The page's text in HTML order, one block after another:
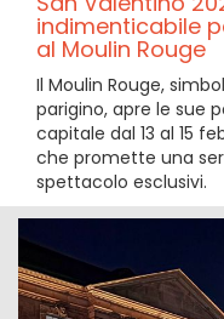
indimenticabile
al Moulin Rouge
Il Moulin Rouge,
parigino, apre le sue
capitale dal 13 al 15
che promette una
spettacolo esclusivi.